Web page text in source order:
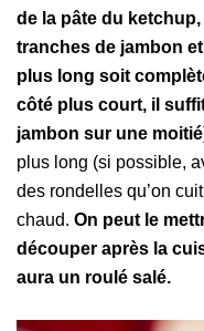
de la pâte du
tranches de jambon
plus long soit
côté plus court, il
jambon sur une
plus long (si possible,
des rondelles qu’on
chaud. On peut le
découper après la
aura un roulé salé.